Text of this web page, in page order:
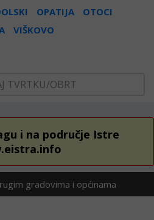
OPATIJA
OTOCI
VIŠKOVO
TVRTKU/OBRT
i na područje Istre
gradovima i općinama